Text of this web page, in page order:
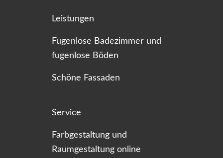
Leistungen
Fugenlose Badezimmer und
fugenlose Böden
Schöne Fassaden
Service
Farbgestaltung und
Raumgestaltung online